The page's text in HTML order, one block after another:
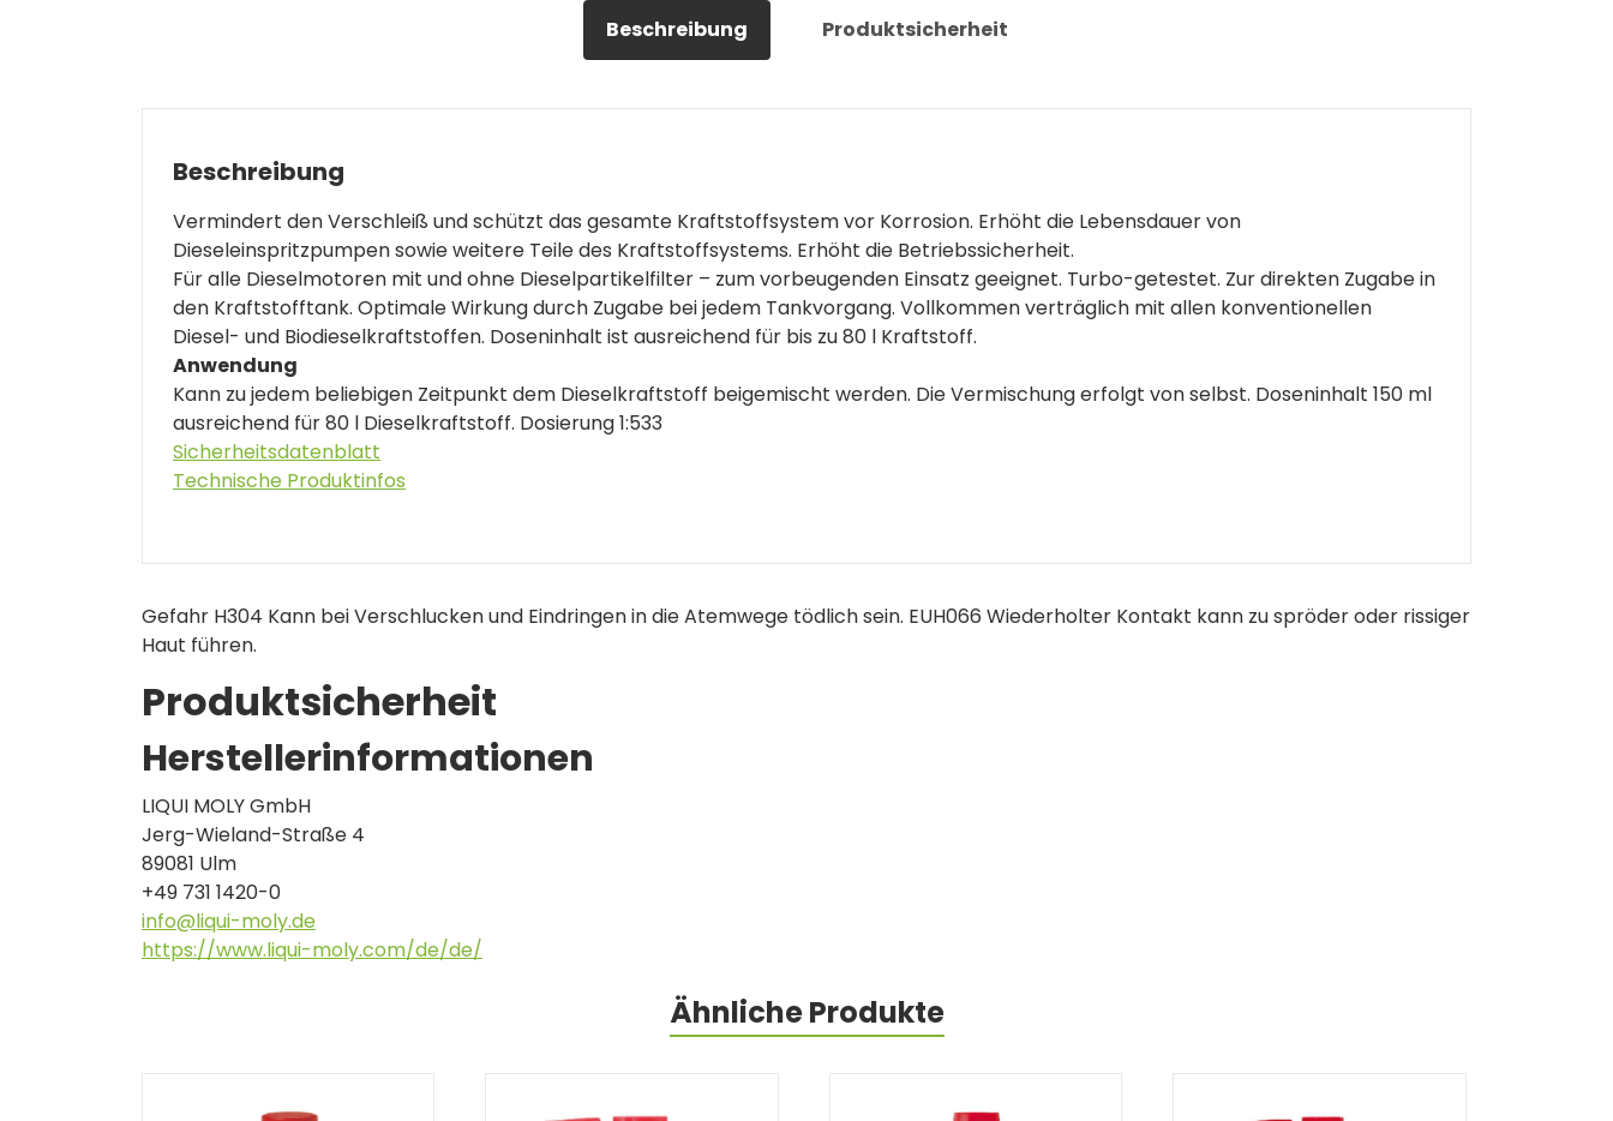
Beschreibung Produktsicherheit
Beschreibung
Vermindert den Verschleiß und schützt das gesamte Kraftstoffsystem vor Korrosion. Erhöht die Lebensdauer von
Dieseleinspritzpumpen sowie weitere Teile des Kraftstoffsystems. Erhöht die Betriebssicherheit.
Für alle Dieselmotoren mit und ohne Dieselpartikelfilter – zum vorbeugenden Einsatz geeignet. Turbo-getestet. Zur direkten Zugabe in
den Kraftstofftank. Optimale Wirkung durch Zugabe bei jedem Tankvorgang. Vollkommen verträglich mit allen konventionellen
Diesel- und Biodieselkraftstoffen. Doseninhalt ist ausreichend für bis zu 80 l Kraftstoff.
Anwendung
Kann zu jedem beliebigen Zeitpunkt dem Dieselkraftstoff beigemischt werden. Die Vermischung erfolgt von selbst. Doseninhalt 150 ml
ausreichend für 80 l Dieselkraftstoff. Dosierung 1:533
Sicherheitsdatenblatt
Technische Produktinfos
Gefahr H304 Kann bei Verschlucken und Eindringen in die Atemwege tödlich sein. EUH066 Wiederholter Kontakt kann zu spröder oder rissiger
Haut führen.
Produktsicherheit
Herstellerinformationen
LIQUI MOLY GmbH
Jerg-Wieland-Straße 4
89081 Ulm
+49 731 1420-0
info@liqui-moly.de
https://www.liqui-moly.com/de/de/
Ähnliche Produkte